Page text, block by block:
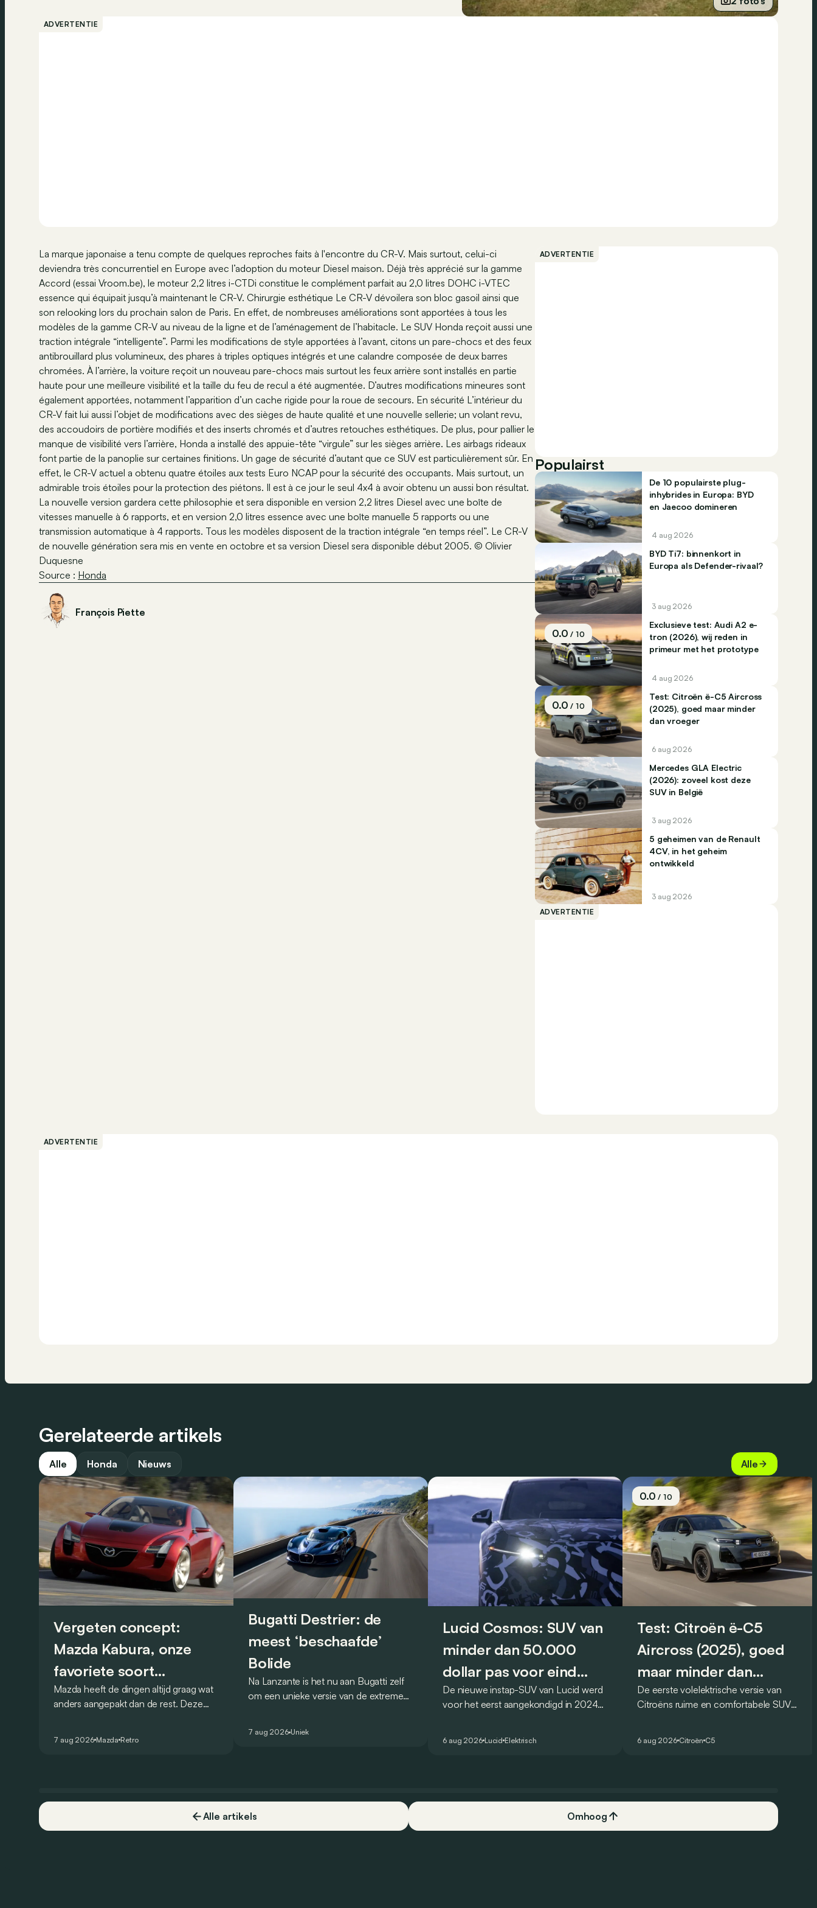
ADVERTENTIE
La marque japonaise a tenu compte de quelques reproches faits à l'encontre du CR-V. Mais surtout, celui-ci
deviendra très concurrentiel en Europe avec l’adoption du moteur Diesel maison. Déjà très apprécié sur la gamme
Accord (essai Vroom.be), le moteur 2,2 litres i-CTDi constitue le complément parfait au 2,0 litres DOHC i-VTEC
essence qui équipait jusqu’à maintenant le CR-V. Chirurgie esthétique Le CR-V dévoilera son bloc gasoil ainsi que
son relooking lors du prochain salon de Paris. En effet, de nombreuses améliorations sont apportées à tous les
modèles de la gamme CR-V au niveau de la ligne et de l’aménagement de l’habitacle. Le SUV Honda reçoit aussi une
traction intégrale “intelligente”. Parmi les modifications de style apportées à l’avant, citons un pare-chocs et des feux
antibrouillard plus volumineux, des phares à triples optiques intégrés et une calandre composée de deux barres
chromées. À l’arrière, la voiture reçoit un nouveau pare-chocs mais surtout les feux arrière sont installés en partie
haute pour une meilleure visibilité et la taille du feu de recul a été augmentée. D’autres modifications mineures sont
également apportées, notamment l’apparition d’un cache rigide pour la roue de secours. En sécurité L’intérieur du
CR-V fait lui aussi l’objet de modifications avec des sièges de haute qualité et une nouvelle sellerie; un volant revu,
des accoudoirs de portière modifiés et des inserts chromés et d’autres retouches esthétiques. De plus, pour pallier le
manque de visibilité vers l’arrière, Honda a installé des appuie-tête “virgule” sur les sièges arrière. Les airbags rideaux
font partie de la panoplie sur certaines finitions. Un gage de sécurité d’autant que ce SUV est particulièrement sûr. En
effet, le CR-V actuel a obtenu quatre étoiles aux tests Euro NCAP pour la sécurité des occupants. Mais surtout, un
admirable trois étoiles pour la protection des piétons. Il est à ce jour le seul 4x4 à avoir obtenu un aussi bon résultat.
La nouvelle version gardera cette philosophie et sera disponible en version 2,2 litres Diesel avec une boîte de
vitesses manuelle à 6 rapports, et en version 2,0 litres essence avec une boîte manuelle 5 rapports ou une
transmission automatique à 4 rapports. Tous les modèles disposent de la traction intégrale “en temps réel”. Le CR-V
de nouvelle génération sera mis en vente en octobre et sa version Diesel sera disponible début 2005. © Olivier
Duquesne
Source : Honda
François Piette
ADVERTENTIE
Populairst
De 10 populairste plug-
inhybrides in Europa: BYD
en Jaecoo domineren
4 aug 2026
BYD Ti7: binnenkort in
Europa als Defender-rivaal?
3 aug 2026
0.0/ 10
Exclusieve test: Audi A2 e-
tron (2026), wij reden in
primeur met het prototype
4 aug 2026
0.0/ 10
Test: Citroën ë-C5 Aircross
(2025), goed maar minder
dan vroeger
6 aug 2026
Mercedes GLA Electric
(2026): zoveel kost deze
SUV in België
3 aug 2026
5 geheimen van de Renault
4CV, in het geheim
ontwikkeld
3 aug 2026
ADVERTENTIE
ADVERTENTIE
Gerelateerde artikels
Alle Honda Nieuws Alle
Vergeten concept:
Mazda Kabura, onze
favoriete soort
achterwielaandrijver
Mazda heeft de dingen altijd graag wat
anders aangepakt dan de rest. Deze
wijze.
7 aug 2026 Mazda Retro
Bugatti Destrier: de
meest ‘beschaafde’
Bolide
Na Lanzante is het nu aan Bugatti zelf
om een unieke versie van de extreme
openbare weg.
7 aug 2026 Uniek
Lucid Cosmos: SUV van
minder dan 50.000
dollar pas voor eind
2027
De nieuwe instap-SUV van Lucid werd
voor het eerst aangekondigd in 2024
constructeur vervoegen.
6 aug 2026 Lucid Elektrisch
0.0/ 10
Test: Citroën ë-C5
Aircross (2025), goed
maar minder dan
vroeger
De eerste volelektrische versie van
Citroëns ruime en comfortabele SUV
dat ook gelukt?
6 aug 2026 Citroën C5
Alle artikels Omhoog